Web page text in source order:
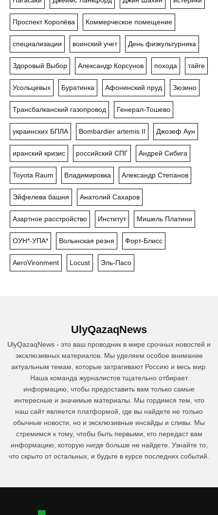
Проспект Королёва Коммерческое помещение
специализации воинский учет День физкультурника
Здоровый Выбор Александр Корсунов похода тайге
Усольцевых Буратинка Афонинский пруд Зюзино
Трансбалканский газопровод Генерал-Тошево
украинских БПЛА Bombardier artemis II Джозеф Аун
иранский кризис российский СПГ Андрей Сибига
Toyota Raum Владимировка Александр Степанов
Эйфелева башня Анатолий Сахаров
Азартное расстройство Институт Мишель Платини
ОУН*-УПА* Волынская резня Форт-Блисс
AeroVironment Locust Эль-Пасо
UlyQazaqNews
UlyQazaqNews - это ваш проводник в мире срочных новостей и
эксклюзивных материалов. Мы уделяем особое внимание
актуальным темам, которые затрагивают Россию и весь мир.
Наша команда журналистов тщательно отбирает
информацию, чтобы предоставить вам только самые
интересные и значимые материалы. Мы гордимся тем, что
наш сайт является платформой, где вы найдете не только
обычные новости, но и эксклюзивные инсайды и сливы. Мы
стремимся к тому, чтобы быть первыми, кто передаст вам
информацию, которую нигде больше не найдете. Узнайте то,
что скрыто от остальных, и будьте в курсе последних событий.